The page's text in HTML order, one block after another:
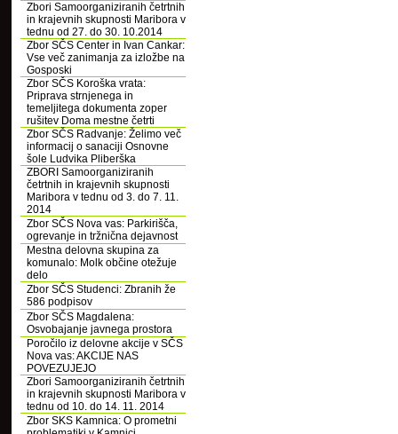
Zbori Samoorganiziranih četrtnih
in krajevnih skupnosti Maribora v
tednu od 27. do 30. 10.2014
Zbor SČS Center in Ivan Cankar:
Vse več zanimanja za izložbe na
Gosposki
Zbor SČS Koroška vrata:
Priprava strnjenega in
temeljitega dokumenta zoper
rušitev Doma mestne četrti
Zbor SČS Radvanje: Želimo več
informacij o sanaciji Osnovne
šole Ludvika Pliberška
ZBORI Samoorganiziranih
četrtnih in krajevnih skupnosti
Maribora v tednu od 3. do 7. 11.
2014
Zbor SČS Nova vas: Parkirišča,
ogrevanje in tržnična dejavnost
Mestna delovna skupina za
komunalo: Molk občine otežuje
delo
Zbor SČS Studenci: Zbranih že
586 podpisov
Zbor SČS Magdalena:
Osvobajanje javnega prostora
Poročilo iz delovne akcije v SČS
Nova vas: AKCIJE NAS
POVEZUJEJO
Zbori Samoorganiziranih četrtnih
in krajevnih skupnosti Maribora v
tednu od 10. do 14. 11. 2014
Zbor SKS Kamnica: O prometni